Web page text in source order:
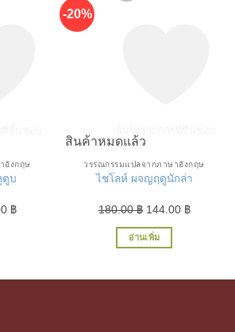
อังกฤษ
ตูบ
฿Current
-20%
สินค้าหมดแล้ว
วรรณกรรมแปลจากภาษาอังกฤษ
ไชโลห์ ผจญฤดูนักล่า
180.00฿ Original
price
was:
144.00 ฿Current
อ่านเพิ่ม